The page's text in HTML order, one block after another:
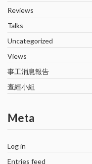
Reviews
Talks
Uncategorized
Views
事工消息報告
查經小組
Meta
Log in
Entries feed